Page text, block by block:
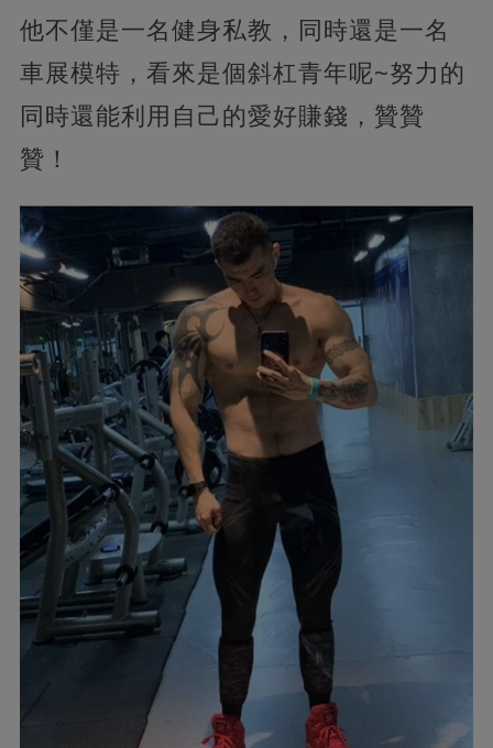
他不僅是一名健身私教，同時還是一名
車展模特，看來是個斜杠青年呢~努力的
同時還能利用自己的愛好賺錢，贊贊
贊！